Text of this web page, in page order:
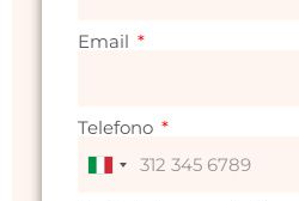
Email
Telefono
Italy